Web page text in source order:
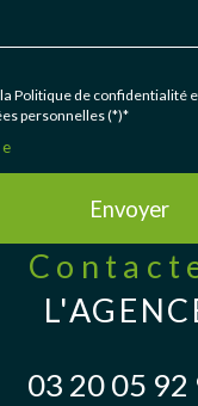
Politique de confidentialité
personnelles (*)*
Envoyer
03 20 05 92